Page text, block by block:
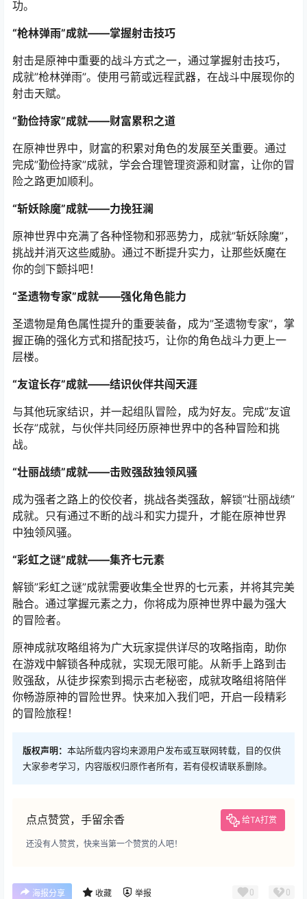
功。
“枪林弹雨”成就——掌握射击技巧
射击是原神中重要的战斗方式之一，通过掌握射击技巧，
成就”枪林弹雨”。使用弓箭或远程武器，在战斗中展现你的
射击天赋。
“勤俭持家”成就——财富累积之道
在原神世界中，财富的积累对角色的发展至关重要。通过
完成”勤俭持家”成就，学会合理管理资源和财富，让你的冒
险之路更加顺利。
“斩妖除魔”成就——力挽狂澜
原神世界中充满了各种怪物和邪恶势力，成就”斩妖除魔”，
挑战并消灭这些威胁。通过不断提升实力，让那些妖魔在
你的剑下颤抖吧！
“圣遗物专家”成就——强化角色能力
圣遗物是角色属性提升的重要装备，成为”圣遗物专家”，掌
握正确的强化方式和搭配技巧，让你的角色战斗力更上一
层楼。
“友谊长存”成就——结识伙伴共闯天涯
与其他玩家结识，并一起组队冒险，成为好友。完成”友谊
长存”成就，与伙伴共同经历原神世界中的各种冒险和挑
战。
“壮丽战绩”成就——击败强敌独领风骚
成为强者之路上的佼佼者，挑战各类强敌，解锁”壮丽战绩”
成就。只有通过不断的战斗和实力提升，才能在原神世界
中独领风骚。
“彩虹之谜”成就——集齐七元素
解锁”彩虹之谜”成就需要收集全世界的七元素，并将其完美
融合。通过掌握元素之力，你将成为原神世界中最为强大
的冒险者。
原神成就攻略组将为广大玩家提供详尽的攻略指南，助你
在游戏中解锁各种成就，实现无限可能。从新手上路到击
败强敌，从徒步探索到揭示古老秘密，成就攻略组将陪伴
你畅游原神的冒险世界。快来加入我们吧，开启一段精彩
的冒险旅程！
版权声明： 本站所载内容均来源用户发布或互联网转载，目的仅供
大家参考学习，内容版权归原作者所有，若有侵权请联系删除。
点点赞赏，手留余香 给TA打赏
还没有人赞赏，快来当第一个赞赏的人吧！
海报分享 收藏 举报 0 0